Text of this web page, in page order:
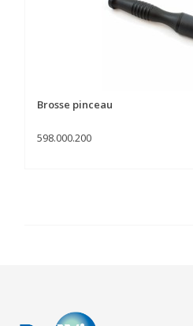
Brosse pinceau
598.000.200